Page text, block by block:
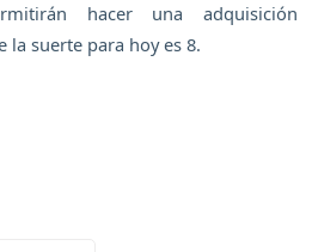
hacer una adquisición
suerte para hoy es 8.